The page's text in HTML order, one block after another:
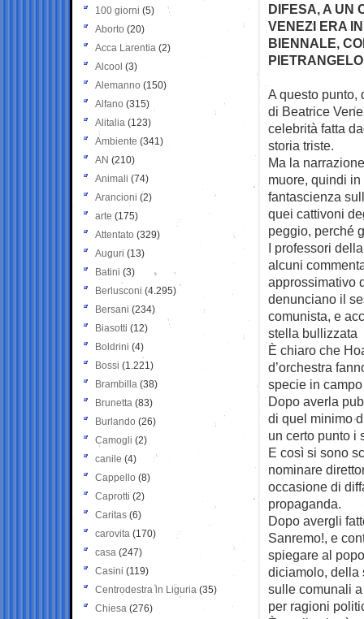
DIFESA, A UN
VENEZI ERA
BIENNALE,
A questo punto,
di Beatrice
celebrità fatta
storia triste.
Ma la
muore, quindi
fantascienza
quei cattivoni
peggio, perché
I professori
alcuni
approssimativo
denunciano il
comunista, e
stella bullizzata
È chiaro che
d’orchestra
specie in
Dopo averla
di quel minimo
un certo punto i
E così si sono
nominare
occasione di
propaganda.
Dopo avergli
Sanremo!, e
spiegare al
diciamolo, della
sulle comunali
per ragioni
100 giorni (5)
Aborto (20)
Acca Larentia (2)
Alcool (3)
Alemanno (150)
Alfano (315)
Alitalia (123)
Ambiente (341)
AN (210)
Animali (74)
Arancioni (2)
arte (175)
Attentato (329)
Auguri (13)
Batini (3)
Berlusconi (4.295)
Bersani (234)
Biasotti (12)
Boldrini (4)
Bossi (1.221)
Brambilla (38)
Brunetta (83)
Burlando (26)
Camogli (2)
canile (4)
Cappello (8)
Caprotti (2)
Caritas (6)
carovita (170)
casa (247)
Casini (119)
Centrodestra in Liguria (35)
Chiesa (276)